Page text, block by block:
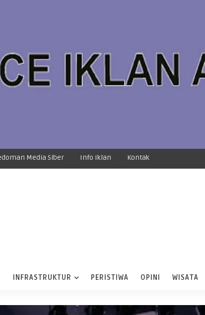
Media Siber Info Iklan Kontak
INFRASTRUKTUR PERISTIWA OPINI WISATA